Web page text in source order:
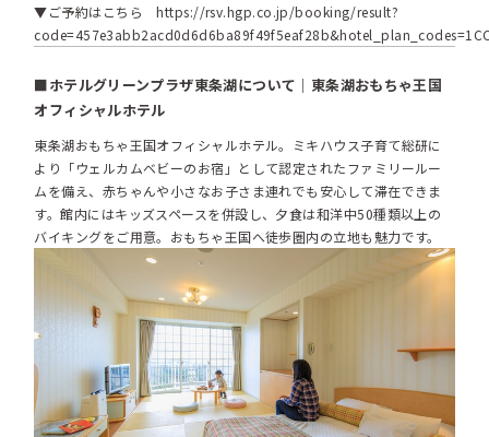
▼ご予約はこちらhttps://rsv.hgp.co.jp/booking/result?
■ホテルグリーンプラザ東条湖について｜東条湖おもちゃ王国
オフィシャルホテル
東条湖おもちゃ王国オフィシャルホテル。ミキハウス子育て総研に
より「ウェルカムベビーのお宿」として認定されたファミリールー
ムを備え、赤ちゃんや小さなお子さま連れでも安心して滞在できま
す。館内にはキッズスペースを併設し、夕食は和洋中50種類以上の
バイキングをご用意。おもちゃ王国へ徒歩圏内の立地も魅力です。